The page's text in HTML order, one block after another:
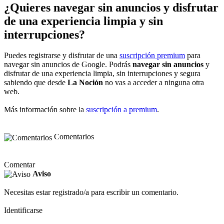
¿Quieres navegar sin anuncios y disfrutar
de una experiencia limpia y sin
interrupciones?
Puedes registrarse y disfrutar de una suscripción premium para
navegar sin anuncios de Google. Podrás navegar sin anuncios y
disfrutar de una experiencia limpia, sin interrupciones y segura
sabiendo que desde La Noción no vas a acceder a ninguna otra
web.
Más información sobre la suscripción a premium.
Comentarios
Comentar
Aviso
Necesitas estar registrado/a para escribir un comentario.
Identificarse